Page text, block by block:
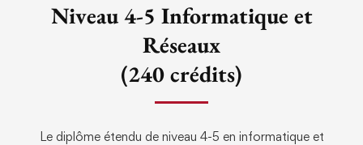
Niveau 4-5 Informatique et
Réseaux
(240 crédits)
Le diplôme étendu de niveau 4-5 en informatique et